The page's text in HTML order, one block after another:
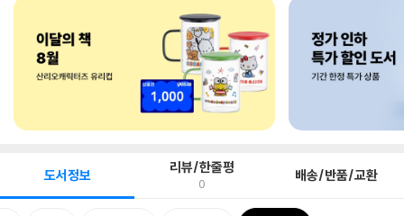
도서정보 리뷰/한줄평
0 배송/반품/교환